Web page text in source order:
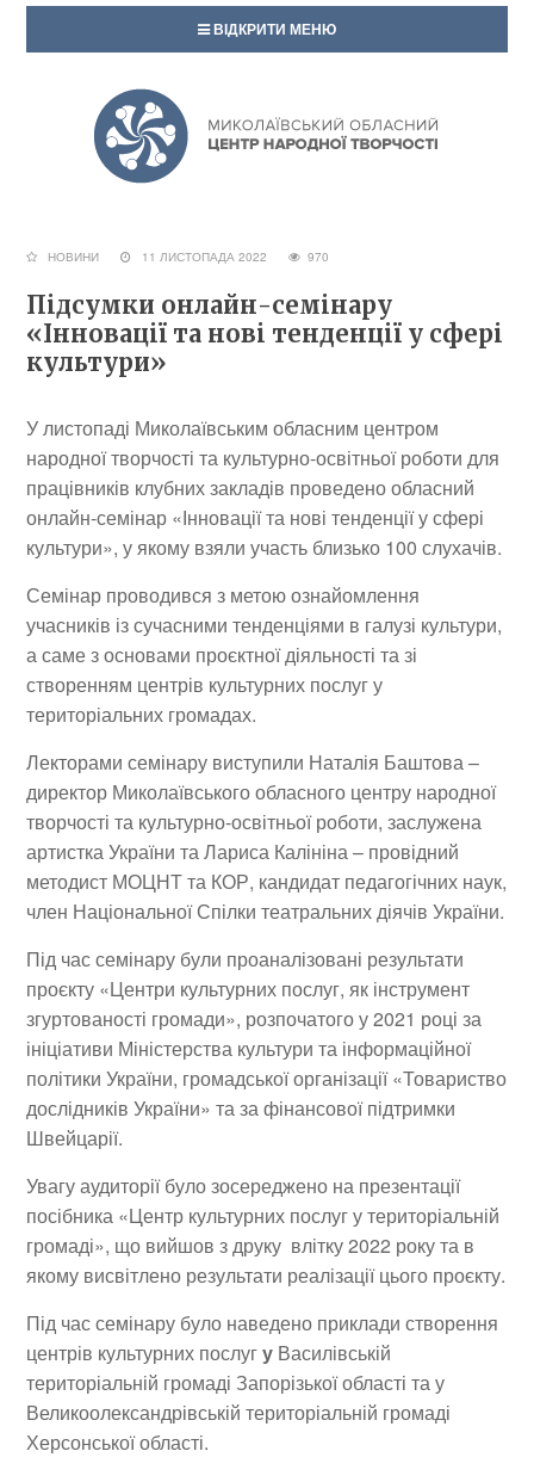
ВІДКРИТИ МЕНЮ
НОВИНИ 11 ЛИСТОПАДА 2022 970
Підсумки онлайн-семінару
«Інновації та нові тенденції у сфері
культури»
У листопаді Миколаївським обласним центром
народної творчості та культурно-освітньої роботи для
працівників клубних закладів проведено обласний
онлайн-семінар «Інновації та нові тенденції у сфері
культури», у якому взяли участь близько 100 слухачів.
Семінар проводився з метою ознайомлення
учасників із сучасними тенденціями в галузі культури,
а саме з основами проєктної діяльності та зі
створенням центрів культурних послуг у
територіальних громадах.
Лекторами семінару виступили Наталія Баштова –
директор Миколаївського обласного центру народної
творчості та культурно-освітньої роботи, заслужена
артистка України та Лариса Калініна – провідний
методист МОЦНТ та КОР, кандидат педагогічних наук,
член Національної Спілки театральних діячів України.
Під час семінару були проаналізовані результати
проєкту «Центри культурних послуг, як інструмент
згуртованості громади», розпочатого у 2021 році за
ініціативи Міністерства культури та інформаційної
політики України, громадської організації «Товариство
дослідників України» та за фінансової підтримки
Швейцарії.
Увагу аудиторії було зосереджено на презентації
посібника «Центр культурних послуг у територіальній
громаді», що вийшов з друку влітку 2022 року та в
якому висвітлено результати реалізації цього проєкту.
Під час семінару було наведено приклади створення
центрів культурних послугу Василівській
територіальній громаді Запорізької області та у
Великоолександрівській територіальній громаді
Херсонської області.